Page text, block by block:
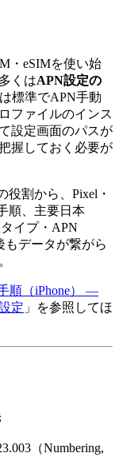
・eSIMを使い始
くはAPN設定の
標準でAPN手動
ファイルのインス
設定画面のパスが
握しておく必要が
役割から、Pixel・
順、主要日本
イプ・APN
もデータが繋がら
順（iPhone） —
定 」を参照してほ
（Numbering,